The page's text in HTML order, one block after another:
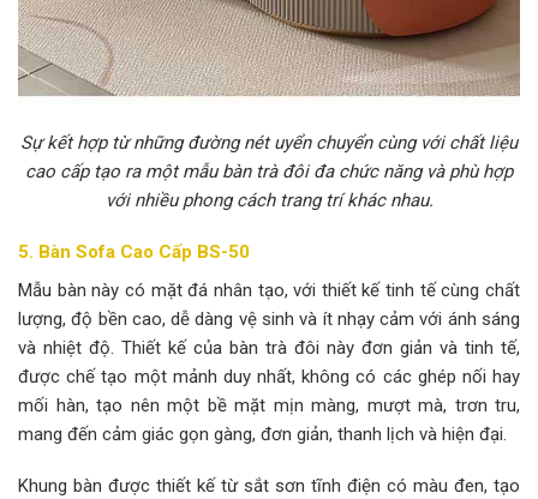
Sự kết hợp từ những đường nét uyển chuyển cùng với chất liệu
cao cấp tạo ra một mẫu bàn trà đôi đa chức năng và phù hợp
với nhiều phong cách trang trí khác nhau.
5. Bàn Sofa Cao Cấp BS-50
Mẫu bàn này có mặt đá nhân tạo, với thiết kế tinh tế cùng chất
lượng, độ bền cao, dễ dàng vệ sinh và ít nhạy cảm với ánh sáng
và nhiệt độ. Thiết kế của bàn trà đôi này đơn giản và tinh tế,
được chế tạo một mảnh duy nhất, không có các ghép nối hay
mối hàn, tạo nên một bề mặt mịn màng, mượt mà, trơn tru,
mang đến cảm giác gọn gàng, đơn giản, thanh lịch và hiện đại.
Khung bàn được thiết kế từ sắt sơn tĩnh điện có màu đen, tạo